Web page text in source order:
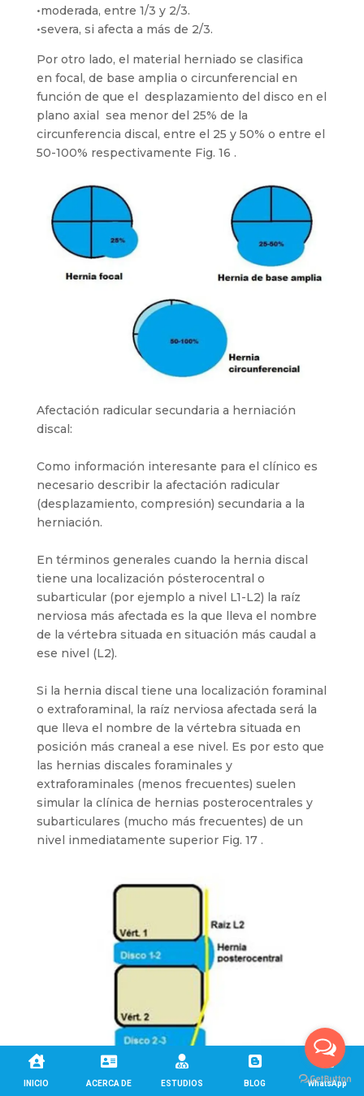
•moderada, entre 1/3 y 2/3.
•severa, si afecta a más de 2/3.
Por otro lado, el material herniado se clasifica
en focal, de base amplia o circunferencial en
función de que el desplazamiento del disco en el
plano axial sea menor del 25% de la
circunferencia discal, entre el 25 y 50% o entre el
50-100% respectivamente Fig. 16 .
Afectación radicular secundaria a herniación
discal:
Como información interesante para el clínico es
necesario describir la afectación radicular
(desplazamiento, compresión) secundaria a la
herniación.
En términos generales cuando la hernia discal
tiene una localización pósterocentral o
subarticular (por ejemplo a nivel L1-L2) la raíz
nerviosa más afectada es la que lleva el nombre
de la vértebra situada en situación más caudal a
ese nivel (L2).
Si la hernia discal tiene una localización foraminal
o extraforaminal, la raíz nerviosa afectada será la
que lleva el nombre de la vértebra situada en
posición más craneal a ese nivel. Es por esto que
las hernias discales foraminales y
extraforaminales (menos frecuentes) suelen
simular la clínica de hernias posterocentrales y
subarticulares (mucho más frecuentes) de un
nivel inmediatamente superior Fig. 17 .

INICIO

ACERCA DE

ESTUDIOS

BLOG

WhatsApp